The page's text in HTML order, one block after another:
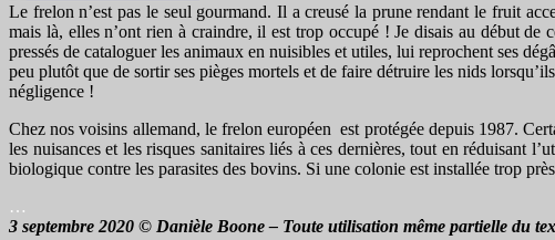
Le frelon n’est pas le seul gourmand. Il a creusé la prune rendant le fruit
mais là, elles n’ont rien à craindre, il est trop occupé ! Je disais au début
pressés de cataloguer les animaux en nuisibles et utiles, lui reprochent ses
peu plutôt que de sortir ses pièges mortels et de faire détruire les nids
négligence !
Chez nos voisins allemand, le frelon européen est protégée depuis 1987.
les nuisances et les risques sanitaires liés à ces dernières, tout en réduisant
biologique contre les parasites des bovins. Si une colonie est installée trop
…
3 septembre 2020 © Danièle Boone – Toute utilisation même partielle du